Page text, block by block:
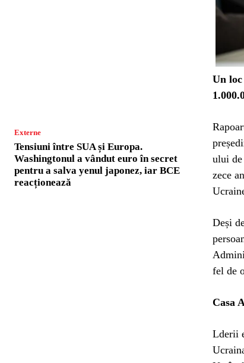
Externe
Tensiuni între SUA și Europa.
Washingtonul a vândut euro în secret
pentru a salva yenul japonez, iar BCE
reacționează
Un
ului de
zece
Deși
fel de
Casa
Lderii